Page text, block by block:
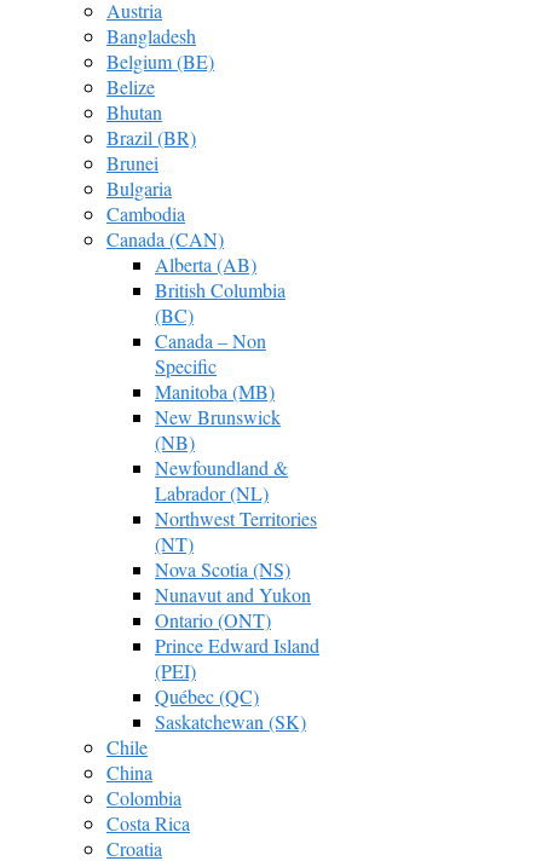
Austria
Bangladesh
Belgium (BE)
Belize
Bhutan
Brazil (BR)
Brunei
Bulgaria
Cambodia
Canada (CAN)
Alberta (AB)
British Columbia
(BC)
Canada – Non
Specific
Manitoba (MB)
New Brunswick
(NB)
Newfoundland &
Labrador (NL)
Northwest Territories
(NT)
Nova Scotia (NS)
Nunavut and Yukon
Ontario (ONT)
Prince Edward Island
(PEI)
Québec (QC)
Saskatchewan (SK)
Chile
China
Colombia
Costa Rica
Croatia